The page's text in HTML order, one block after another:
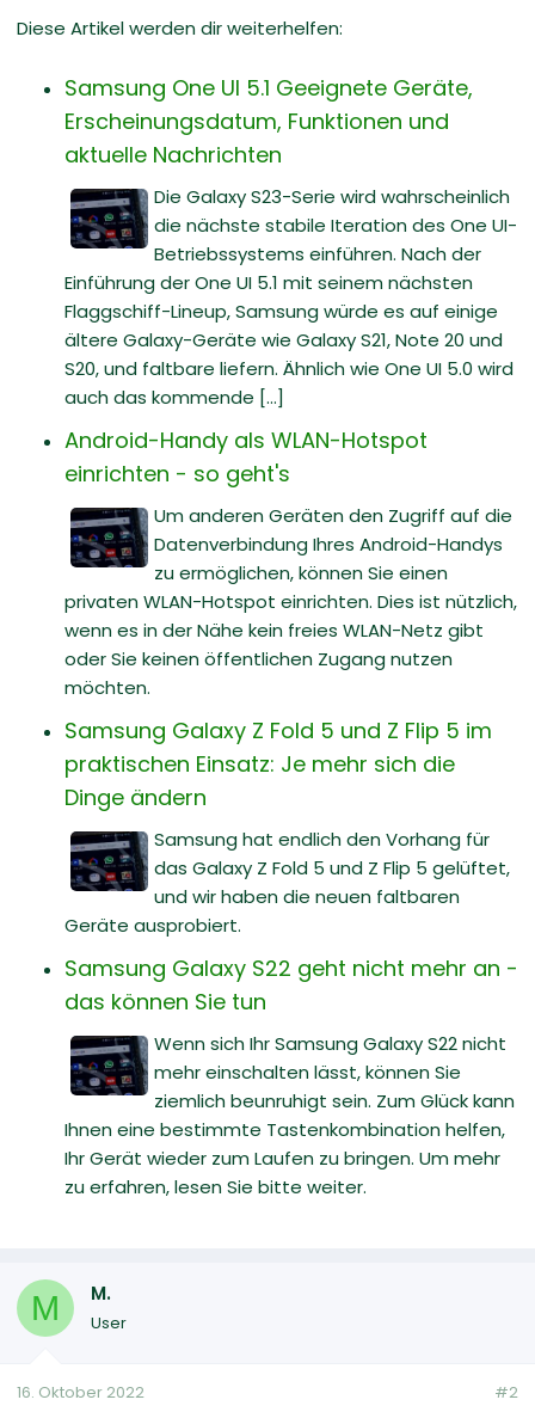
Diese Artikel werden dir weiterhelfen:
Samsung One UI 5.1 Geeignete Geräte,
Erscheinungsdatum, Funktionen und
aktuelle Nachrichten
Die Galaxy S23-Serie wird wahrscheinlich
die nächste stabile Iteration des One UI-
Betriebssystems einführen. Nach der
Einführung der One UI 5.1 mit seinem nächsten
Flaggschiff-Lineup, Samsung würde es auf einige
ältere Galaxy-Geräte wie Galaxy S21, Note 20 und
S20, und faltbare liefern. Ähnlich wie One UI 5.0 wird
auch das kommende [...]
Android-Handy als WLAN-Hotspot
einrichten - so geht's
Um anderen Geräten den Zugriff auf die
Datenverbindung Ihres Android-Handys
zu ermöglichen, können Sie einen
privaten WLAN-Hotspot einrichten. Dies ist nützlich,
wenn es in der Nähe kein freies WLAN-Netz gibt
oder Sie keinen öffentlichen Zugang nutzen
möchten.
Samsung Galaxy Z Fold 5 und Z Flip 5 im
praktischen Einsatz: Je mehr sich die
Dinge ändern
Samsung hat endlich den Vorhang für
das Galaxy Z Fold 5 und Z Flip 5 gelüftet,
und wir haben die neuen faltbaren
Geräte ausprobiert.
Samsung Galaxy S22 geht nicht mehr an -
das können Sie tun
Wenn sich Ihr Samsung Galaxy S22 nicht
mehr einschalten lässt, können Sie
ziemlich beunruhigt sein. Zum Glück kann
Ihnen eine bestimmte Tastenkombination helfen,
Ihr Gerät wieder zum Laufen zu bringen. Um mehr
zu erfahren, lesen Sie bitte weiter.
M M.
User
16. Oktober 2022 #2